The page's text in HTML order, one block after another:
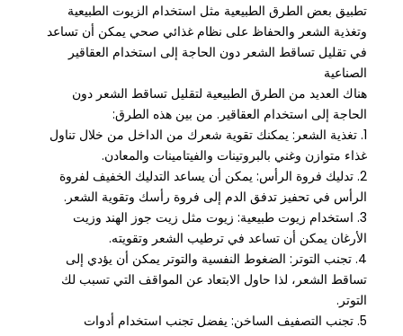
تطبيق بعض الطرق الطبيعية مثل استخدام الزيوت الطبيعية
وتغذية الشعر والحفاظ على نظام غذائي صحي يمكن أن تساعد
في تقليل تساقط الشعر دون الحاجة إلى استخدام العقاقير
الصناعية
هناك العديد من الطرق الطبيعية لتقليل تساقط الشعر دون
الحاجة إلى استخدام العقاقير. من بين هذه الطرق:
1. تغذية الشعر: يمكنك تقوية شعرك من الداخل من خلال تناول
غذاء متوازن وغني بالبروتينات والفيتامينات والمعادن.
2. تدليك فروة الرأس: يمكن أن يساعد التدليك الخفيف لفروة
الرأس في تحفيز تدفق الدم إلى فروة رأسك وتقوية الشعر.
3. استخدام زيوت طبيعية: زيوت مثل زيت جوز الهند وزيت
الأرغان يمكن أن تساعد في ترطيب الشعر وتقويته.
4. تجنب التوتر: الضغوط النفسية والتوتر يمكن أن يؤدي إلى
تساقط الشعر، لذا حاول الابتعاد عن المواقف التي تسبب لك
التوتر.
5. تجنب التصفيف الساخن: يفضل تجنب استخدام أدوات